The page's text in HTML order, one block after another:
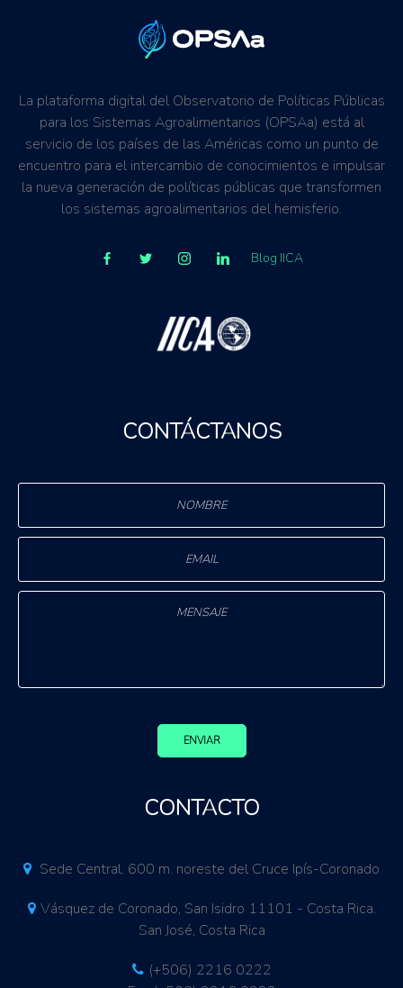
La plataforma digital del Observatorio de Políticas Públicas
para los Sistemas Agroalimentarios (OPSAa) está al
servicio de los países de las Américas como un punto de
encuentro para el intercambio de conocimientos e impulsar
la nueva generación de políticas públicas que transformen
los sistemas agroalimentarios del hemisferio.
Blog IICA
CONTÁCTANOS
ENVIAR
CONTACTO
Sede Central. 600 m. noreste del Cruce Ipís-Coronado
Vásquez de Coronado, San Isidro 11101 - Costa Rica.
San José, Costa Rica
(+506) 2216 0222